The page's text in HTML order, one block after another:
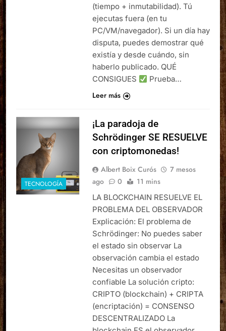
(tiempo + inmutabilidad). Tú
ejecutas fuera (en tu
PC/VM/navegador). Si un día hay
disputa, puedes demostrar qué
existía y desde cuándo, sin
haberlo publicado. QUÉ
CONSIGUES
Prueba…
Leer más
TECNOLOGÍA
¡La paradoja de
Schrödinger SE RESUELVE
con criptomonedas!
Albert Boix Curós
7 mesos
ago
0 11 mins
LA BLOCKCHAIN RESUELVE EL
PROBLEMA DEL OBSERVADOR
Explicación: El problema de
Schrödinger: No puedes saber
el estado sin observar La
observación cambia el estado
Necesitas un observador
confiable La solución cripto:
CRIPTO (blockchain) + CRIPTA
(encriptación) = CONSENSO
DESCENTRALIZADO La